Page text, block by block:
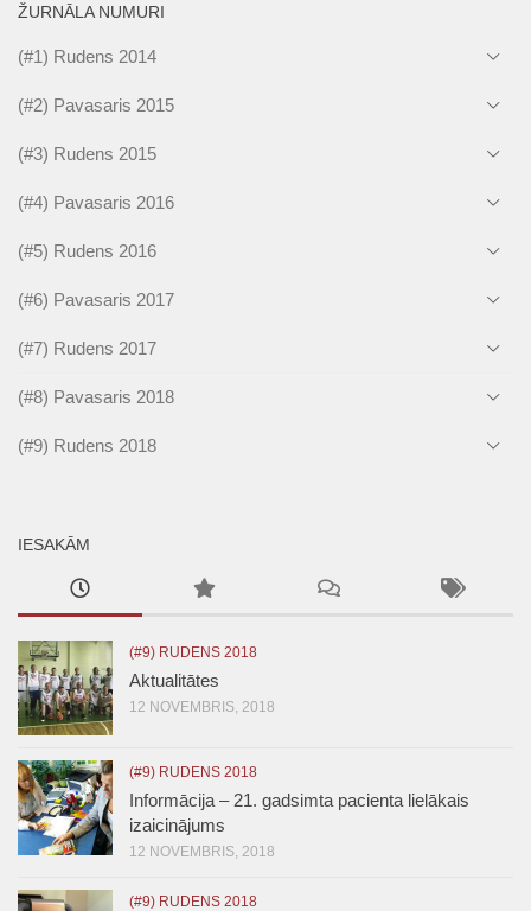
ŽURNĀLA NUMURI
(#1) Rudens 2014
(#2) Pavasaris 2015
(#3) Rudens 2015
(#4) Pavasaris 2016
(#5) Rudens 2016
(#6) Pavasaris 2017
(#7) Rudens 2017
(#8) Pavasaris 2018
(#9) Rudens 2018
IESAKĀM
(#9) RUDENS 2018
Aktualitātes
12 NOVEMBRIS, 2018
(#9) RUDENS 2018
Informācija – 21. gadsimta pacienta lielākais
izaicinājums
12 NOVEMBRIS, 2018
(#9) RUDENS 2018